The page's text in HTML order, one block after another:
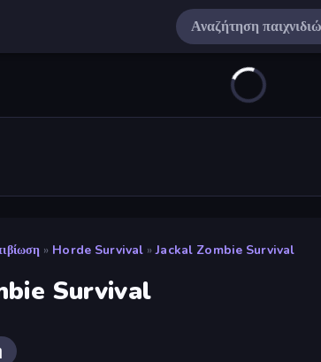
» Horde Survival » Jackal Zombie Survival
Survival